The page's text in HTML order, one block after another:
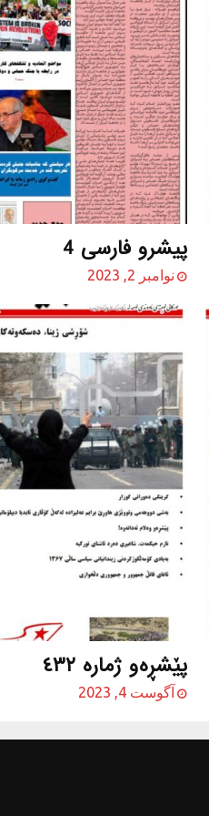
پیشرو فارسی 4
نوامبر 2, 2023
پێشڕه‌و ژماره‌ ٤٣٢
آگوست 4, 2023